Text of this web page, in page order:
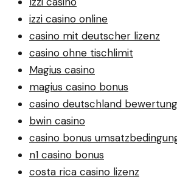
izzi casino online
casino mit deutscher lizenz
casino ohne tischlimit
Magius casino
magius casino bonus
casino deutschland bewertung
bwin casino
casino bonus
n1 casino bonus
costa rica casino lizenz